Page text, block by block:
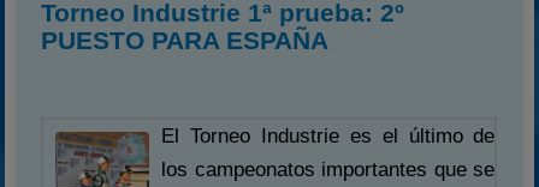
Torneo Industrie 1ª prueba: 2º
PUESTO PARA ESPAÑA
El Torneo Industrie es el último de
los campeonatos importantes que se